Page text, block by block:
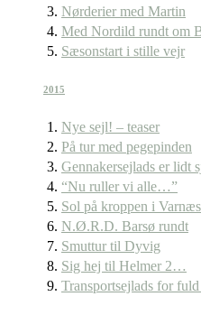
Nørderier med Martin
Med Nordild rundt om
Sæsonstart i stille vejr
2015
Nye sejl! – teaser
På tur med pegepinden
Gennakersejlads er lidt
“Nu ruller vi alle…”
Sol på kroppen i
N.Ø.R.D. Barsø rundt
Smuttur til Dyvig
Sig hej til Helmer 2…
Transportsejlads for